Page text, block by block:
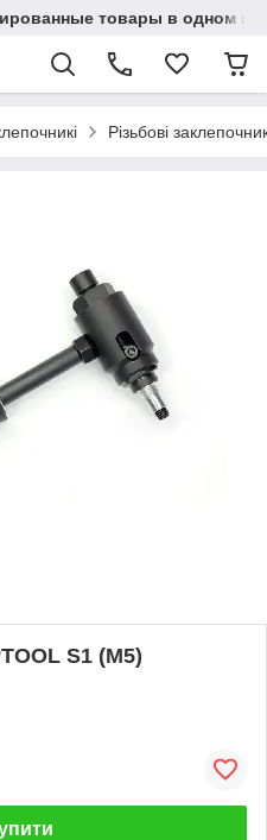
товары в одном
Різьбові
S1 (М5)